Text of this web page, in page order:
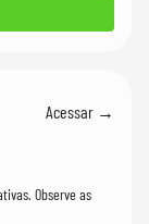
Acessar →
Observe as